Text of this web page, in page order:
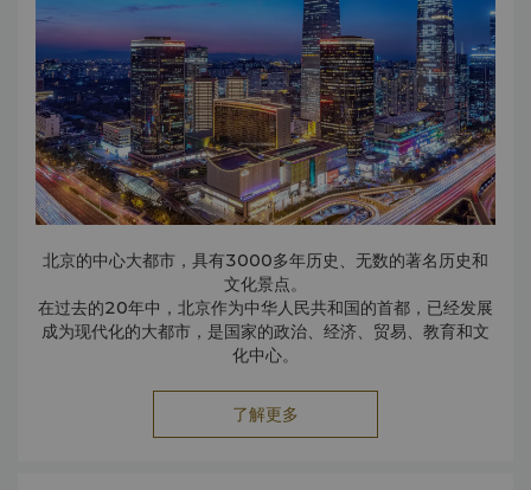
线。
这条拥有700多年历史的古老胡同，见证过元大都的兴盛，也
收藏着老北京超鲜活的日常。漫步其间，你可能会在一座青砖
灰瓦的四合院前驻足，也可能在转角邂逅一家充满创意的咖啡
馆。
这里没有匆匆忙忙的打卡节奏，有的是手冲咖啡的香气、文创
小店里的巧思，以及胡同深处那些关于齐白石、茅盾等文化名
人的旧时故事。
在南锣鼓巷，你会发现，北京超迷人的地方，往往藏在地图上
超细小的街巷里。
西四 City Walk-在北京超有故事的街区走丢一次
有人说，想读懂北京，不妨从西四开始。
这里没有故宫的人潮，却藏着超浓厚的京城气质。沿着纵横交
错的胡同漫步，从鲁迅先生生活过的地方出发，经过白塔寺、
教堂、书店和博物馆，每一步都像翻开一本关于北京的老书。
里的烟火气；既能听见钟声回荡，也能闻到刚出炉点心的香
北京的中心大都市，具有3000多年历史、无数的著名历史和
文化景点。
在过去的20年中，北京作为中华人民共和国的首都，已经发展
成为现代化的大都市，是国家的政治、经济、贸易、教育和文
化中心。
了解更多